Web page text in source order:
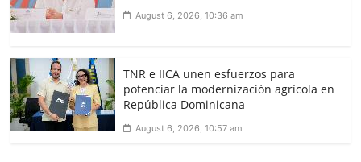
August 6, 2026, 10:36 am
TNR e IICA unen esfuerzos para
potenciar la modernización agrícola en
República Dominicana
August 6, 2026, 10:57 am